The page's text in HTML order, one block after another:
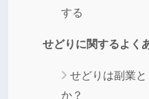
する
せどりに関するよく
せどりは副業
か？